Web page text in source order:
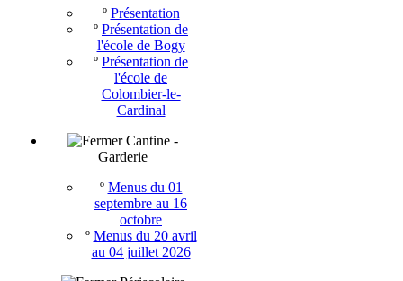
º Présentation
º Présentation de
l'école de Bogy
º Présentation de
l'école de
Colombier-le-
Cardinal
Cantine -
Garderie
º Menus du 01
septembre au 16
octobre
º Menus du 20 avril
au 04 juillet 2026